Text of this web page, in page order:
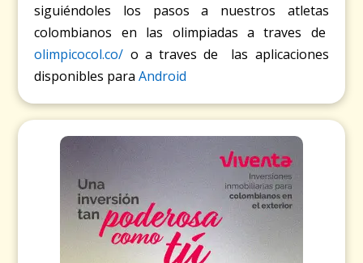
siguiéndoles los pasos a nuestros atletas
colombianos en las olimpiadas a traves de
olimpicocol.co/ o a traves de las aplicaciones
disponibles paraAndroid